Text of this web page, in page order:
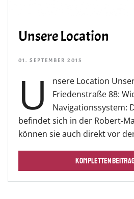
Unsere Location
01. SEPTEMBER 2015
U
nsere Location
Friedenstraße 88:
Navigationssystem:
befindet sich in der Robert-
können sie auch direkt vor
KOMPLETTEN